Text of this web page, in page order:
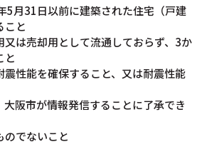
5月31日以前に建築された住宅（戸建
こと
又は売却用として流通しておらず、3か
と
震性能を確保すること、又は耐震性能
阪市が情報発信することに了承でき
のでないこと